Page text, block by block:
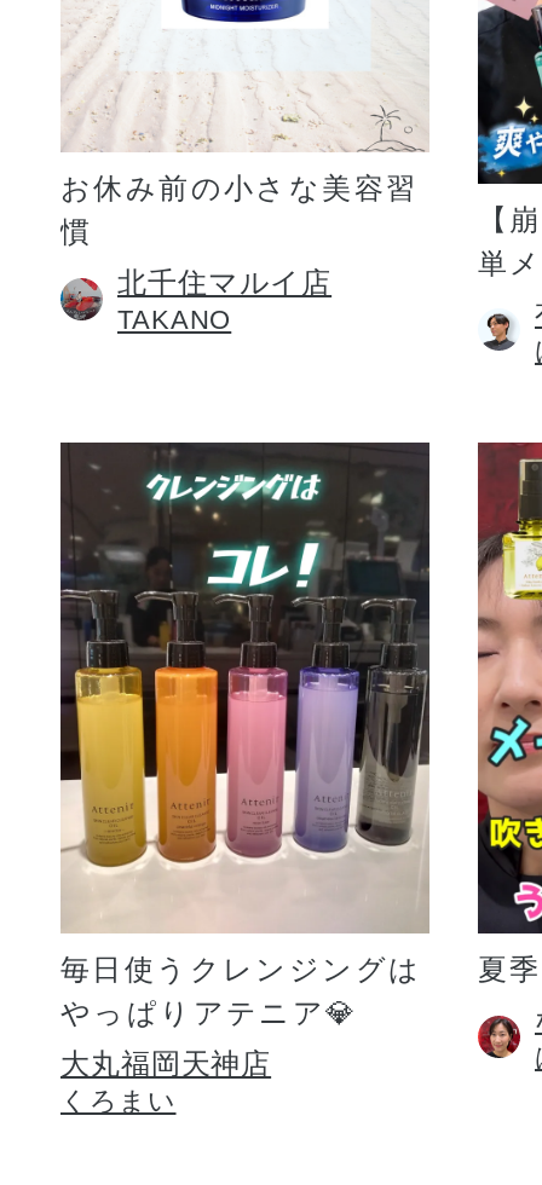
お休み前の小さな美容習
慣
北千住マルイ店
TAKANO
【
単
毎日使うクレンジングは
やっぱりアテニア💎
大丸福岡天神店
くろまい
夏